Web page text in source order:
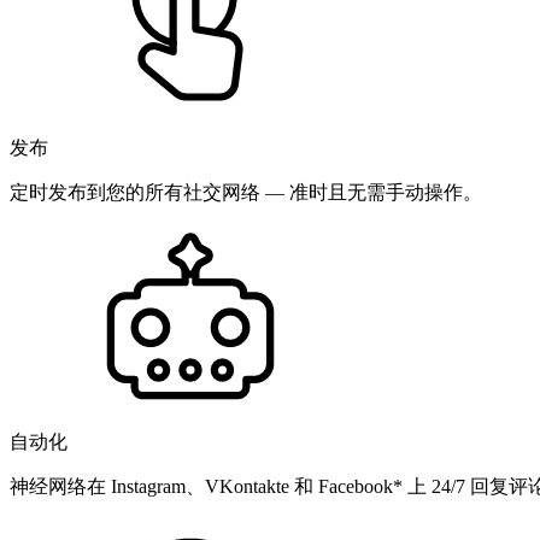
发布
定时发布到您的所有社交网络 — 准时且无需手动操作。
自动化
神经网络在 Instagram、VKontakte 和 Facebook* 上 24/7 回复评